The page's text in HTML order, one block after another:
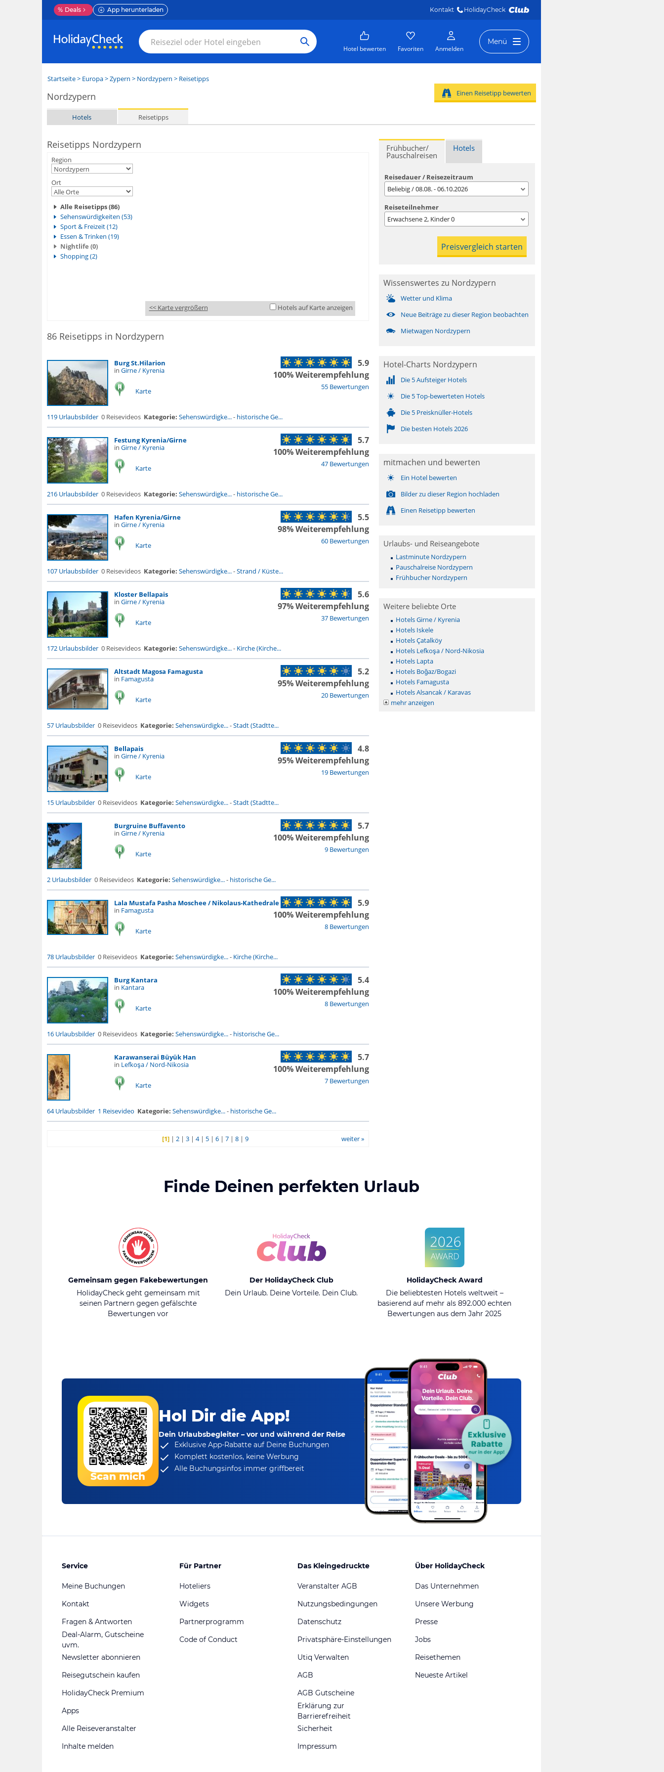
% Deals App herunterladen Kontakt HolidayCheck
Hotel bewerten Favoriten Anmelden
Menü
Startseite> Europa>Zypern > Nordzypern > Reisetipps
Nordzypern
Hotels Reisetipps
Einen Reisetipp bewerten
Reisetipps Nordzypern
Region
Ort
Alle Reisetipps (86)
Sehenswürdigkeiten (53)
Sport & Freizeit (12)
Essen & Trinken (19)
Nightlife (0)
Shopping (2)
<< Karte vergrößern Hotels auf Karte anzeigen
86 Reisetipps in Nordzypern
Burg St.Hilarion
in Girne / Kyrenia
Karte 55 Bewertungen
5.9
100% Weiterempfehlung
119 Urlaubsbilder 0 Reisevideos Kategorie: Sehenswürdigke...- historische Ge...
Festung Kyrenia/Girne
in Girne / Kyrenia
Karte 47 Bewertungen
5.7
100% Weiterempfehlung
216 Urlaubsbilder 0 Reisevideos Kategorie: Sehenswürdigke...- historische Ge...
Hafen Kyrenia/Girne
in Girne / Kyrenia
Karte 60 Bewertungen
5.5
98% Weiterempfehlung
107 Urlaubsbilder 0 Reisevideos Kategorie: Sehenswürdigke...-Strand / Küste...
Kloster Bellapais
in Girne / Kyrenia
Karte 37 Bewertungen
5.6
97% Weiterempfehlung
172 Urlaubsbilder 0 Reisevideos Kategorie: Sehenswürdigke...- Kirche (Kirche...
Altstadt Magosa Famagusta
in Famagusta
Karte 20 Bewertungen
5.2
95% Weiterempfehlung
57 Urlaubsbilder 0 Reisevideos Kategorie: Sehenswürdigke...-Stadt (Stadtte...
Bellapais
in Girne / Kyrenia
Karte 19 Bewertungen
4.8
95% Weiterempfehlung
15 Urlaubsbilder 0 Reisevideos Kategorie: Sehenswürdigke...-Stadt (Stadtte...
Burgruine Buffavento
in Girne / Kyrenia
Karte 9 Bewertungen
5.7
100% Weiterempfehlung
2 Urlaubsbilder 0 Reisevideos Kategorie: Sehenswürdigke...- historische Ge...
Lala Mustafa Pasha Moschee / Nikolaus-Kathedrale
in Famagusta
Karte 8 Bewertungen
5.9
100% Weiterempfehlung
78 Urlaubsbilder 0 Reisevideos Kategorie: Sehenswürdigke...- Kirche (Kirche...
Burg Kantara
in Kantara
Karte 8 Bewertungen
5.4
100% Weiterempfehlung
16 Urlaubsbilder 0 Reisevideos Kategorie: Sehenswürdigke...- historische Ge...
Karawanserai Büyük Han
in Lefkoşa / Nord-Nikosia
Karte 7 Bewertungen
5.7
100% Weiterempfehlung
64 Urlaubsbilder 1 Reisevideo Kategorie: Sehenswürdigke...- historische Ge...
[1]| 2| 3| 4| 5| 6| 7| 8| 9 weiter »
Frühbucher/
Pauschalreisen
Hotels
Reisedauer / Reisezeitraum
Beliebig / 08.08. - 06.10.2026
Reiseteilnehmer
Erwachsene2, Kinder0
Wissenswertes zu Nordzypern
Wetter und Klima
Neue Beiträge zu dieser Region beobachten
Mietwagen Nordzypern
Hotel-Charts Nordzypern
Die 5 Aufsteiger Hotels
Die 5 Top-bewerteten Hotels
Die 5 Preisknüller-Hotels
Die besten Hotels 2026
mitmachen und bewerten
Ein Hotel bewerten
Bilder zu dieser Region hochladen
Einen Reisetipp bewerten
Urlaubs- und Reiseangebote
Lastminute Nordzypern
Pauschalreise Nordzypern
Frühbucher Nordzypern
Weitere beliebte Orte
Hotels Girne / Kyrenia
Hotels Iskele
Hotels Çatalköy
Hotels Lefkoşa / Nord-Nikosia
Hotels Lapta
Hotels Boğaz/Bogazi
Hotels Famagusta
Hotels Alsancak / Karavas
mehr anzeigen
Finde Deinen perfekten Urlaub
Gemeinsam gegen Fakebewertungen
HolidayCheck geht gemeinsam mit
seinen Partnern gegen gefälschte
Bewertungen vor
Der HolidayCheck Club
Dein Urlaub. Deine Vorteile. Dein Club.
HolidayCheck Award
Die beliebtesten Hotels weltweit –
basierend auf mehr als 892.000 echten
Bewertungen aus dem Jahr 2025
Scan mich
Hol Dir die App!
Dein Urlaubsbegleiter – vor und während der Reise
Exklusive App-Rabatteauf Deine Buchungen
Komplett kostenlos, keine Werbung
Alle Buchungsinfos immer griffbereit
Service
Meine Buchungen
Kontakt
Fragen & Antworten
Deal-Alarm, Gutscheine
uvm.
Newsletter abonnieren
Reisegutschein kaufen
HolidayCheck Premium
Apps
Alle Reiseveranstalter
Inhalte melden
Für Partner
Hoteliers
Widgets
Partnerprogramm
Code of Conduct
Das Kleingedruckte
Veranstalter AGB
Nutzungsbedingungen
Datenschutz
Privatsphäre-Einstellungen
Utiq Verwalten
AGB
AGB Gutscheine
Erklärung zur
Barrierefreiheit
Sicherheit
Impressum
Über HolidayCheck
Das Unternehmen
Unsere Werbung
Presse
Jobs
Reisethemen
Neueste Artikel